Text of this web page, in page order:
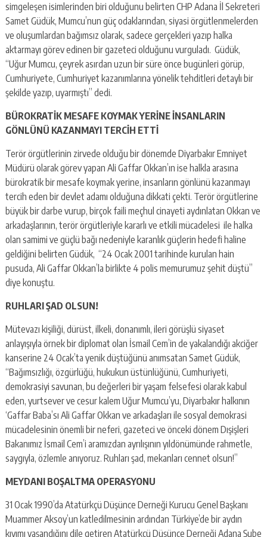
simgeleşen isimlerinden biri olduğunu belirten CHP Adana İl Sekreteri
Samet Güdük, Mumcu’nun güç odaklarından, siyasi örgütlenmelerden
ve oluşumlardan bağımsız olarak, sadece gerçekleri yazıp halka
aktarmayı görev edinen bir gazeteci olduğunu vurguladı. Güdük,
“Uğur Mumcu, çeyrek asırdan uzun bir süre önce bugünleri görüp,
Cumhuriyete, Cumhuriyet kazanımlarına yönelik tehditleri detaylı bir
şekilde yazıp, uyarmıştı” dedi.
BÜROKRATİK MESAFE KOYMAK YERİNE İNSANLARIN
GÖNLÜNÜ KAZANMAYI TERCİH ETTİ
Terör örgütlerinin zirvede olduğu bir dönemde Diyarbakır Emniyet
Müdürü olarak görev yapan Ali Gaffar Okkan’ın ise halkla arasına
bürokratik bir mesafe koymak yerine, insanların gönlünü kazanmayı
tercih eden bir devlet adamı olduğuna dikkati çekti. Terör örgütlerine
büyük bir darbe vurup, birçok faili meçhul cinayeti aydınlatan Okkan ve
arkadaşlarının, terör örgütleriyle kararlı ve etkili mücadelesi ile halka
olan samimi ve güçlü bağı nedeniyle karanlık güçlerin hedefi haline
geldiğini belirten Güdük, “24 Ocak 2001 tarihinde kurulan hain
pusuda, Ali Gaffar Okkan’la birlikte 4 polis memurumuz şehit düştü”
diye konuştu.
RUHLARI ŞAD OLSUN!
Mütevazı kişiliği, dürüst, ilkeli, donanımlı, ileri görüşlü siyaset
anlayışıyla örnek bir diplomat olan İsmail Cem’in de yakalandığı akciğer
kanserine 24 Ocak’ta yenik düştüğünü anımsatan Samet Güdük,
“Bağımsızlığı, özgürlüğü, hukukun üstünlüğünü, Cumhuriyeti,
demokrasiyi savunan, bu değerleri bir yaşam felsefesi olarak kabul
eden, yurtsever ve cesur kalem Uğur Mumcu’yu, Diyarbakır halkının
‘Gaffar Baba’sı Ali Gaffar Okkan ve arkadaşları ile sosyal demokrasi
mücadelesinin önemli bir neferi, gazeteci ve önceki dönem Dışişleri
Bakanımız İsmail Cem’i aramızdan ayrılışının yıldönümünde rahmetle,
saygıyla, özlemle anıyoruz. Ruhları şad, mekanları cennet olsun!”
MEYDANI BOŞALTMA OPERASYONU
31 Ocak 1990’da Atatürkçü Düşünce Derneği Kurucu Genel Başkanı
Muammer Aksoy’un katledilmesinin ardından Türkiye’de bir aydın
kıyımı yaşandığını dile getiren Atatürkçü Düşünce Derneği Adana Şube